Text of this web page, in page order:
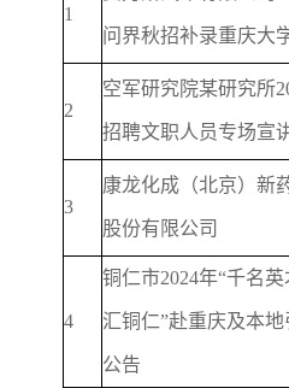
1
问界秋招补录重庆大
2
空军研究院某研究所
招聘文职人员专场宣
3
康龙化成（北京）新
股份有限公司
4
铜仁市2024年“千名英
汇铜仁”赴重庆及本地
公告